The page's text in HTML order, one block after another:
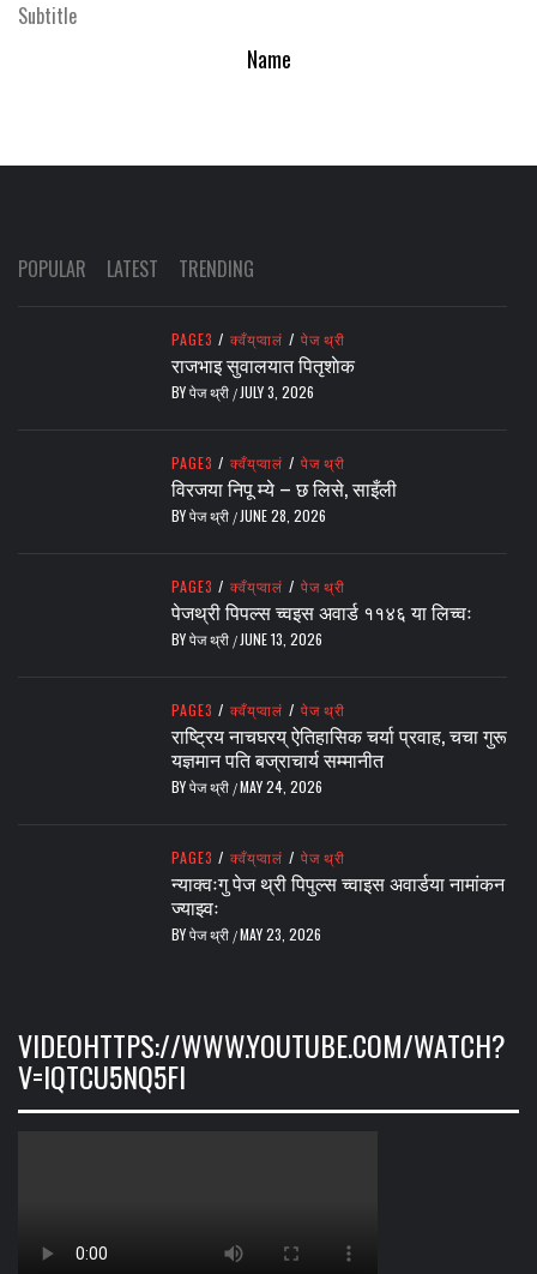
Subtitle
Name
POPULAR LATEST TRENDING
PAGE3 / क्वँय्‌प्वालं / पेज थ्री
राजभाइ सुवालयात पितृशाेक
BYपेज थ्री / JULY 3, 2026
PAGE3 / क्वँय्‌प्वालं / पेज थ्री
विरजया निपू म्ये – छ लिसे, साइँली
BYपेज थ्री / JUNE 28, 2026
PAGE3 / क्वँय्‌प्वालं / पेज थ्री
पेजथ्री पिपल्स च्वइस अवार्ड ११४६ या लिच्वः
BYपेज थ्री / JUNE 13, 2026
PAGE3 / क्वँय्‌प्वालं / पेज थ्री
राष्ट्रिय नाचघरय् ऐतिहासिक चर्या प्रवाह, चचा गुरू
यज्ञमान पति बज्राचार्य सम्मानीत
BYपेज थ्री /MAY 24, 2026
PAGE3 / क्वँय्‌प्वालं / पेज थ्री
न्याक्वःगु पेज थ्री पिपुल्स च्वाइस अवार्डया नामांकन
ज्याझ्वः
BYपेज थ्री /MAY 23, 2026
VIDEOHTTPS://WWW.YOUTUBE.COM/WATCH?
V=IQTCU5NQ5FI